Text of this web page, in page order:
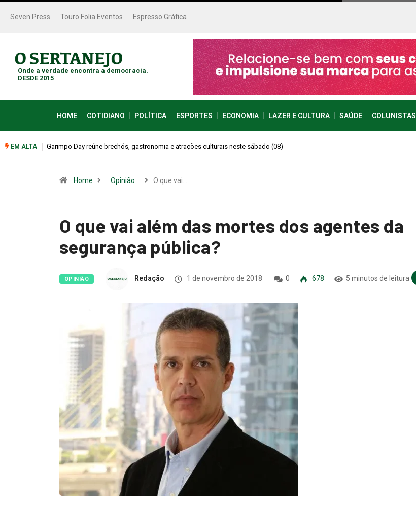
Seven Press Touro Folia Eventos Espresso Gráfica
Onde a verdade encontra a democracia.
DESDE 2015
HOME COTIDIANO POLÍTICA ESPORTES ECONOMIA LAZER E CULTURA SAÚDE COLUNISTAS
EM ALTA Bugonia transforma paranoia e conspiração em um suspense imprevisível
Home Opinião O que vai…
O que vai além das mortes dos agentes da
segurança pública?
OPINIÃO Redação 1 de novembro de 2018 0 678 5 minutos de leitura